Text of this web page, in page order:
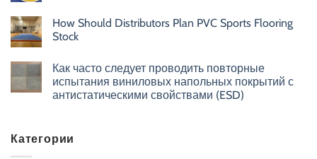
How Should Distributors Plan PVC Sports Flooring
Stock
Как часто следует проводить повторные
испытания виниловых напольных покрытий с
антистатическими свойствами (ESD)
Категории